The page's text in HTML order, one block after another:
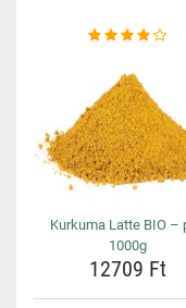
Kurkuma Latte BIO –
1000g
12709 Ft